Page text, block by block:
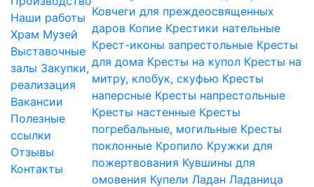
Наши работы
Храм Музей
Выставочные
залы Закупки,
реализация
Вакансии
Полезные
ссылки
Отзывы
Контакты
Ковчеги для преждеосвященных
даров Копие Крестики нательные
Крест-иконы запрестольные Кресты
для дома Кресты на купол Кресты на
митру, клобук, скуфью Кресты
наперсные Кресты напрестольные
Кресты настенные Кресты
погребальные, могильные Кресты
поклонные Кропило Кружки для
пожертвования Кувшины для
омовения Купели Ладан Ладаница